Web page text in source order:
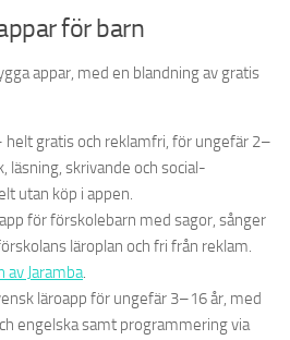
för barn
appar, med en blandning av gratis
helt gratis och reklamfri, för ungefär 2–
läsning, skrivande och social-
utan köp i appen.
för förskolebarn med sagor, sånger
läroplan och fri från reklam.
av Jaramba.
läroapp för ungefär 3–16 år, med
engelska samt programmering via